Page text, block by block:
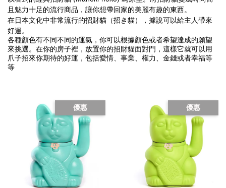
且魅力十足的流行商品，讓你想帶回家的美麗有趣的東西。
在日本文化中非常流行的招財貓（招き貓），據說可以給主人帶來
好運。
各種顏色有不同不同的運氣，你可以根據顏色或者希望達成的願望
來挑選。在你的房子裡，放置你的招財貓面對門，這樣它就可以用
爪子招來你期待的好運，包括愛情、事業、權力、金錢或者幸福等
等
優惠 優惠